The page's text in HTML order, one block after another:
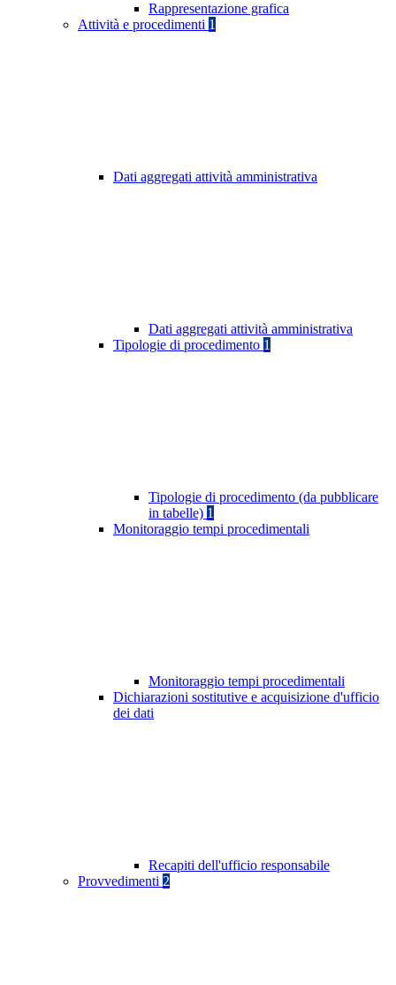
Rappresentazione grafica
Attività e procedimenti 1
Dati aggregati attività amministrativa
Dati aggregati attività amministrativa
Tipologie di procedimento 1
Tipologie di procedimento (da pubblicare
in tabelle) 1
Monitoraggio tempi procedimentali
Monitoraggio tempi procedimentali
Dichiarazioni sostitutive e acquisizione d'ufficio
dei dati
Recapiti dell'ufficio responsabile
Provvedimenti 2